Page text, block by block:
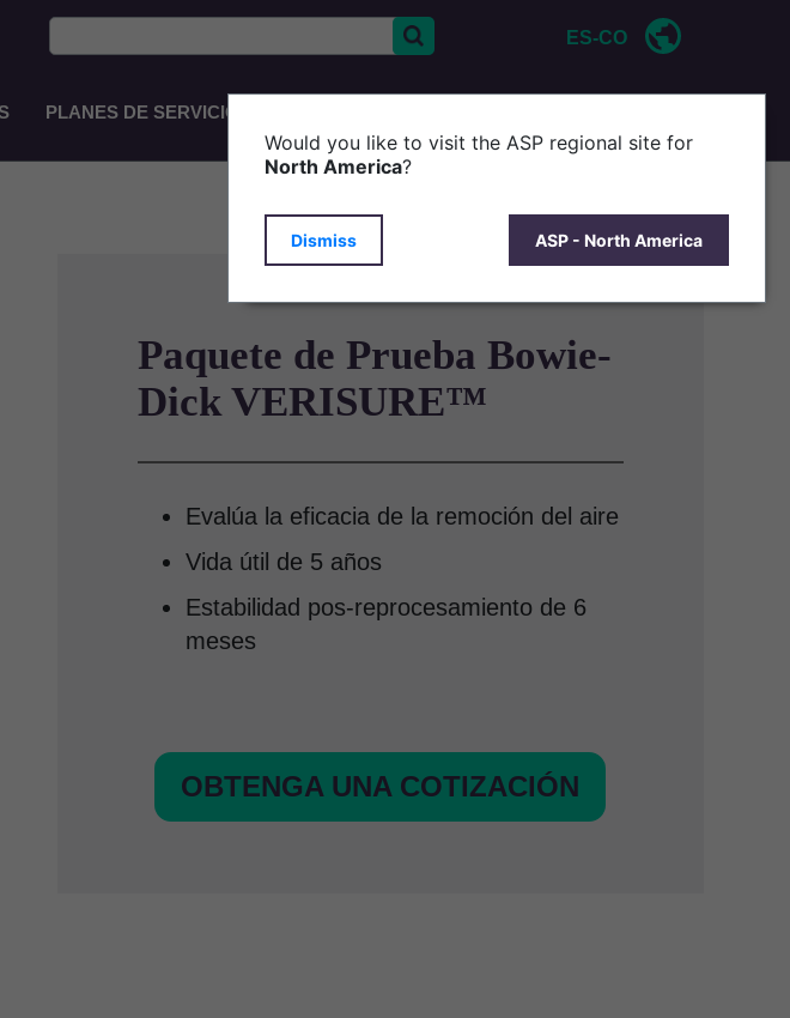
ES-CO
PLANES DE SERVICIO
Paquete de Prueba Bowie-
Dick VERISURE™
Evalúa la eficacia de la remoción del aire
Vida útil de 5 años
Estabilidad pos-reprocesamiento de 6
meses
OBTENGA UNA COTIZACIÓN
Would you like to visit the ASP regional site for
North America?
Dismiss ASP - North America